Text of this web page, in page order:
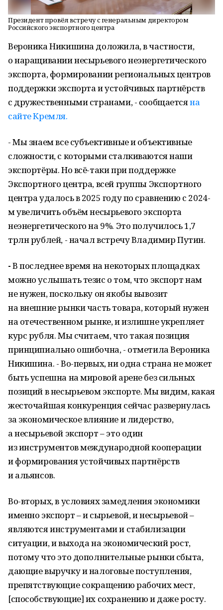
Президент провёл встречу с генеральным директором
Российского экспортного центра
Вероника Никишина доложила, в частности,
о наращивании несырьевого неэнергетического
экспорта, формировании региональных центров
поддержки экспорта и устойчивых партнёрств
с дружественными странами, - сообщаетсяна
сайте Кремля.
- Мы знаем все субъективные и объективные
сложности, с которыми сталкиваются наши
экспортёры. Но всё-таки при поддержке
Экспортного центра, всей группы Экспортного
центра удалось в 2025 году по сравнению с 2024-
м увеличить объём несырьевого экспорта
неэнергетического на 9%. Это получилось 1,7
трлн рублей, - начал встречу Владимир Путин.
-В последнее время на некоторых площадках
можно услышать тезис о том, что экспорт нам
не нужен, поскольку он якобы вывозит
на внешние рынки часть товара, который нужен
на отечественном рынке, и излишне укрепляет
курс рубля. Мы считаем, что такая позиция
принципиально ошибочна, - отметила Вероника
Никишина. - Во-первых, ни одна страна не может
быть успешна на мировой арене без сильных
позиций в несырьевом экспорте. Мы видим, какая
жесточайшая конкуренция сейчас развернулась
за экономическое влияние и лидерство,
а несырьевой экспорт – это один
из инструментов международной кооперации
и формирования устойчивых партнёрств
и альянсов.
Во-вторых, в условиях замедления экономики
именно экспорт – и сырьевой, и несырьевой –
являются инструментами и стабилизации
ситуации, и выхода на экономический рост,
потому что это дополнительные рынки сбыта,
дающие выручку и налоговые поступления,
препятствующие сокращению рабочих мест,
[способствующие] их сохранению и даже росту.